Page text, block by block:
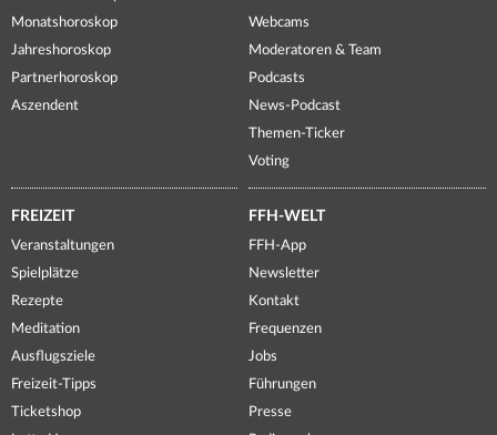
Monatshoroskop
Jahreshoroskop
Partnerhoroskop
Aszendent
Webcams
Moderatoren & Team
Podcasts
News-Podcast
Themen-Ticker
Voting
FREIZEIT
Veranstaltungen
Spielplätze
Rezepte
Meditation
Ausflugsziele
Freizeit-Tipps
Ticketshop
FFH-WELT
FFH-App
Newsletter
Kontakt
Frequenzen
Jobs
Führungen
Presse